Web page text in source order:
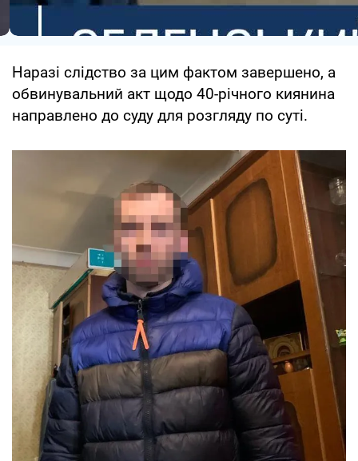
Наразі слідство за цим фактом завершено, а
обвинувальний акт щодо 40-річного киянина
направлено до суду для розгляду по суті.